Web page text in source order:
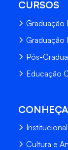
CURSOS
Graduação
Graduação
Pós-
Educação
Institucional
Cultura e